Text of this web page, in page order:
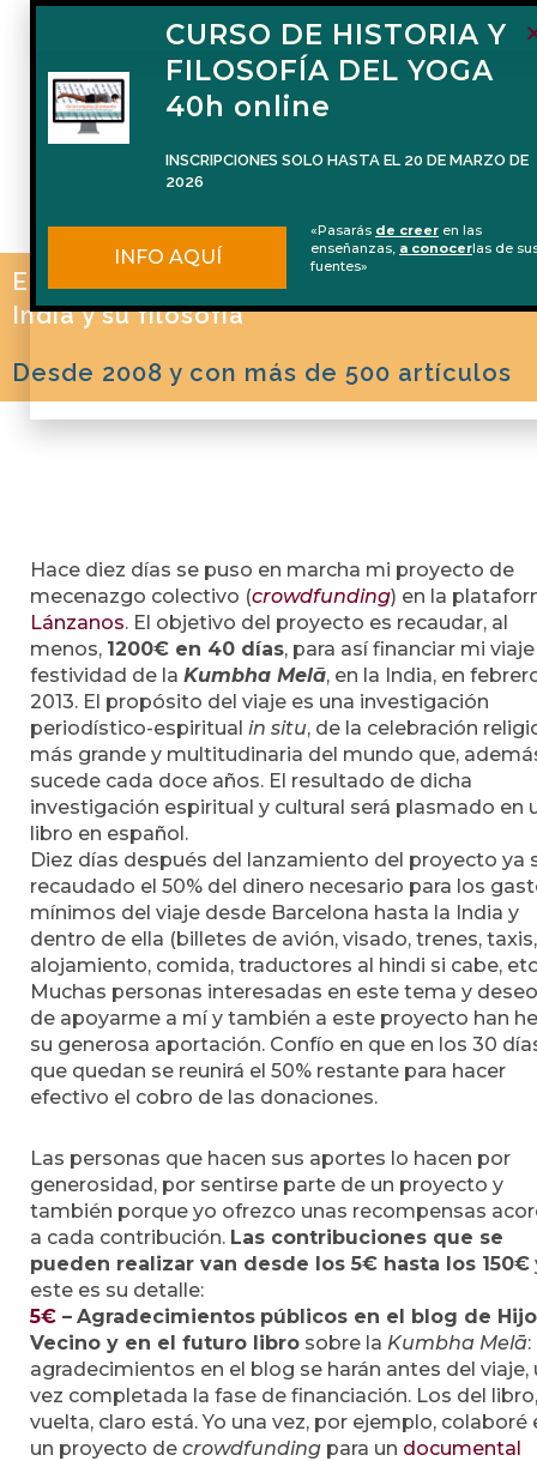
El blog de Naren Herrero sobre Yoga, la
India y su filosofía
Desde 2008 y con más de 500 artículos
Hace diez días se puso en marcha mi proyecto de
mecenazgo colectivo (crowdfunding) en la
Lánzanos. El objetivo del proyecto es recaudar, al
menos, 1200€ en 40 días, para así financiar mi
festividad de la Kumbha Melā, en la India, en
2013. El propósito del viaje es una investigación
periodístico-espiritual in situ, de la celebración
más grande y multitudinaria del mundo que,
sucede cada doce años. El resultado de dicha
investigación espiritual y cultural será plasmado en
libro en español.
Diez días después del lanzamiento del proyecto ya
recaudado el 50% del dinero necesario para los
mínimos del viaje desde Barcelona hasta la India y
dentro de ella (billetes de avión, visado, trenes, taxis,
alojamiento, comida, traductores al hindi si cabe,
Muchas personas interesadas en este tema y
de apoyarme a mí y también a este proyecto han
su generosa aportación. Confío en que en los 30
que quedan se reunirá el 50% restante para hacer
efectivo el cobro de las donaciones.
Las personas que hacen sus aportes lo hacen por
generosidad, por sentirse parte de un proyecto y
también porque yo ofrezco unas recompensas
a cada contribución. Las contribuciones que se
pueden realizar van desde los 5€ hasta los 150€
este es su detalle:
5€ – Agradecimientos públicos en el blog de
Vecino y en el futuro libro sobre la Kumbha Melā
agradecimientos en el blog se harán antes del viaje,
vez completada la fase de financiación. Los del
vuelta, claro está. Yo una vez, por ejemplo, colaboré
un proyecto de crowdfunding para un documental
CURSO DE HISTORIA Y
FILOSOFÍA DEL YOGA
40h online
INSCRIPCIONES SOLO HASTA EL 20 DE MARZO DE
2026
INFO AQUÍ
«Pasarás de creer en las
enseñanzas, a conocerlas de
fuentes»
FORMACIÓN DE
PROFESORES DE
FILOSOFÍA DEL YOGA
(100 horas)
Del 2 de octubre de 2026 al 22 de enero
La formación en español que te prepara
para impartir Filosofía del Yoga de